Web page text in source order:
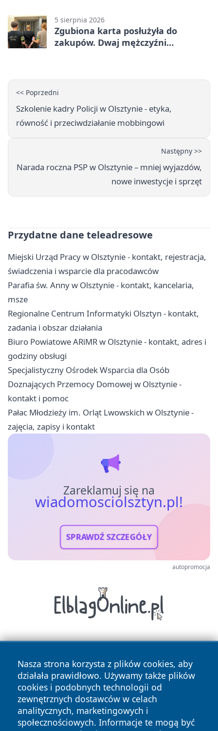
5 sierpnia 2026
Zgubiona karta posłużyła do
zakupów. Dwaj mężczyźni
<< Poprzedni
Szkolenie kadry Policji w Olsztynie - etyka,
równość i przeciwdziałanie mobbingowi
Następny >>
Narada roczna PSP w Olsztynie – mniej wyjazdów,
nowe inwestycje i sprzęt
Przydatne dane teleadresowe
Miejski Urząd Pracy w Olsztynie - kontakt, rejestracja,
świadczenia i wsparcie dla pracodawców
Parafia św. Anny w Olsztynie - kontakt, kancelaria,
msze
Regionalne Centrum Informatyki Olsztyn - kontakt,
zadania i obszar działania
Biuro Powiatowe ARiMR w Olsztynie - kontakt, adres i
godziny obsługi
Specjalistyczny Ośrodek Wsparcia dla Osób
Doznających Przemocy Domowej w Olsztynie -
kontakt i pomoc
Pałac Młodzieży im. Orląt Lwowskich w Olsztynie -
zajęcia, zapisy i kontakt
Zareklamuj się na
wiadomosciolsztyn.pl!
SPRAWDŹ SZCZEGÓŁY
autopromocja
Nasza strona korzysta z plików cookies, aby
działała prawidłowo. Używamy także plików
cookies i podobnych technologii od
zewnętrznych dostawców w celach
analitycznych, marketingowych i
społecznościowych. Informacje te mogą być
Copyright © 2026 wiadomosciolsztyn.pl Wszystkie prawa
zastrzeżone.